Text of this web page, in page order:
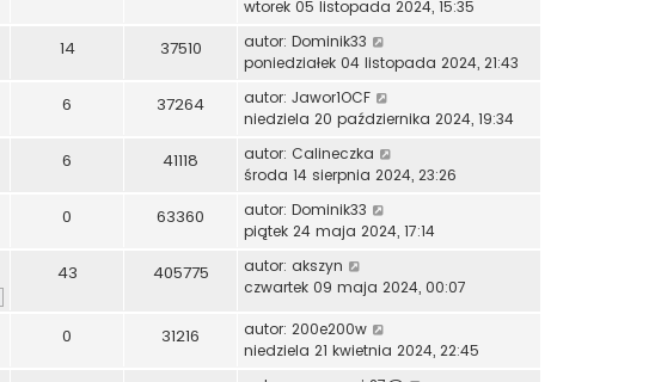
wtorek 05 listopada 2024, 15:35
14 37510 autor: Dominik33
poniedziałek 04 listopada 2024, 21:43
6 37264 autor: Jawor1OCF
niedziela 20 października 2024, 19:34
6 41118 autor: Calineczka
środa 14 sierpnia 2024, 23:26
0 63360 autor: Dominik33
piątek 24 maja 2024, 17:14
43 405775 autor: akszyn
czwartek 09 maja 2024, 00:07
0 31216 autor: 200e200w
niedziela 21 kwietnia 2024, 22:45